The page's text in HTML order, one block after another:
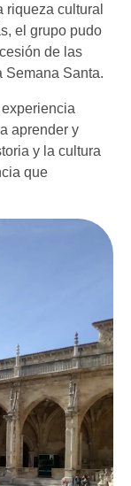
riqueza cultural
el grupo pudo
de las
Semana Santa.
aprender y
y la cultura
que